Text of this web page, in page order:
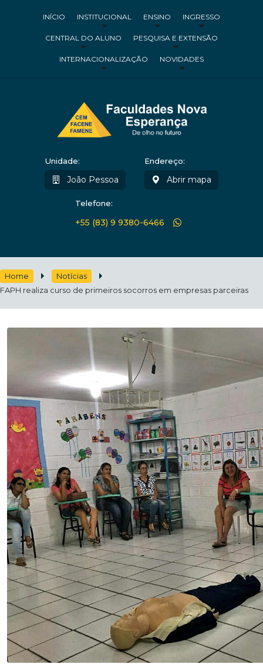
INÍCIO INSTITUCIONAL ENSINO INGRESSO
CENTRAL DO ALUNO PESQUISA E EXTENSÃO
INTERNACIONALIZAÇÃO NOVIDADES
Unidade:
João Pessoa
Endereço:
Abrir mapa
Telefone:
+55 (83) 9 9380-6466
Home
Notícias
FAPH realiza curso de primeiros socorros em empresas parceiras